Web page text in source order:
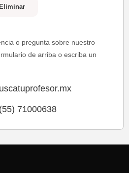
Eliminar
o pregunta sobre nuestro
de arriba o escriba un
71000638